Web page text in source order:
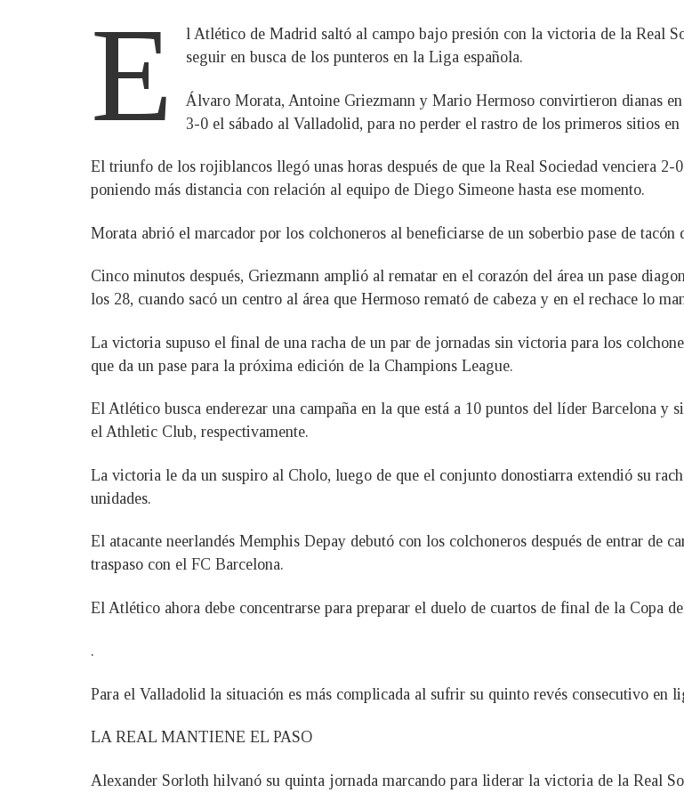
E
l Atlético de Madrid saltó al campo bajo presión con la victoria de la Real
seguir en busca de los punteros en la Liga española.
Álvaro Morata, Antoine Griezmann y Mario Hermoso convirtieron dianas
3-0 el sábado al Valladolid, para no perder el rastro de los primeros sitios en
El triunfo de los rojiblancos llegó unas horas después de que la Real Sociedad venciera
poniendo más distancia con relación al equipo de Diego Simeone hasta ese momento.
Morata abrió el marcador por los colchoneros al beneficiarse de un soberbio pase de
Cinco minutos después, Griezmann amplió al rematar en el corazón del área un pase
los 28, cuando sacó un centro al área que Hermoso remató de cabeza y en el rechace lo
La victoria supuso el final de una racha de un par de jornadas sin victoria para los
que da un pase para la próxima edición de la Champions League.
El Atlético busca enderezar una campaña en la que está a 10 puntos del líder Barcelona
el Athletic Club, respectivamente.
La victoria le da un suspiro al Cholo, luego de que el conjunto donostiarra extendió su
unidades.
El atacante neerlandés Memphis Depay debutó con los colchoneros después de entrar de
traspaso con el FC Barcelona.
El Atlético ahora debe concentrarse para preparar el duelo de cuartos de final de la Copa
.
Para el Valladolid la situación es más complicada al sufrir su quinto revés consecutivo en
LA REAL MANTIENE EL PASO
Alexander Sorloth hilvanó su quinta jornada marcando para liderar la victoria de la Real